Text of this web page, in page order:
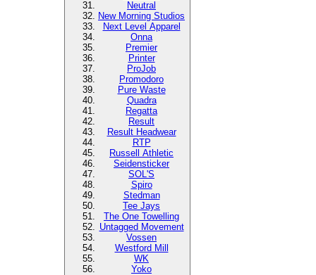
Neutral
New Morning Studios
Next Level Apparel
Onna
Premier
Printer
ProJob
Promodoro
Pure Waste
Quadra
Regatta
Result
Result Headwear
RTP
Russell Athletic
Seidensticker
SOL'S
Spiro
Stedman
Tee Jays
The One Towelling
Untagged Movement
Vossen
Westford Mill
WK
Yoko